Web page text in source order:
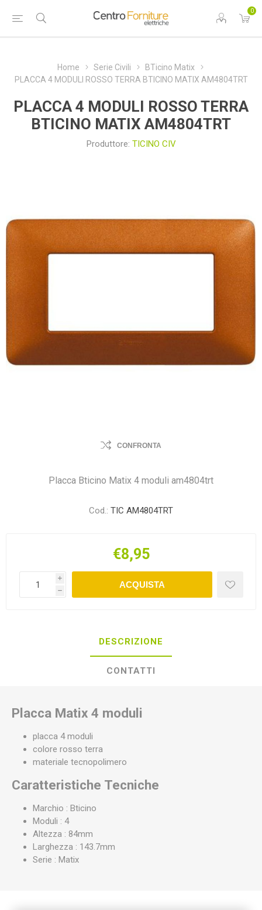
0
Home Serie Civili
BTicino Matix
PLACCA 4 MODULI ROSSO TERRA BTICINO MATIX AM4804TRT
PLACCA 4 MODULI ROSSO TERRA
BTICINO MATIX AM4804TRT
Produttore: TICINO CIV
CONFRONTA
Placca Bticino Matix 4 moduli am4804trt
Cod.: TIC AM4804TRT
€8,95
i
h
ACQUISTA
DESCRIZIONE
CONTATTI
Placca Matix 4 moduli
placca 4 moduli
colore rosso terra
materiale tecnopolimero
Caratteristiche Tecniche
Marchio : Bticino
Moduli : 4
Altezza : 84mm
Larghezza : 143.7mm
Serie : Matix